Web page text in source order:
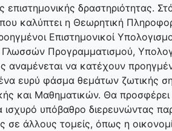
δραστηριότητας.
καλύπτει η Θεωρητική
Επιστημονικοί
Γλωσσών Προγραμματισμού,
αναμένεται να κατέχουν
ευρύ φάσμα θεμάτων ζωτικής
και Μαθηματικών. Θα προσφέρει
ισχυρό υπόβαθρο διερευνώντας
άλλους τομείς, όπως η